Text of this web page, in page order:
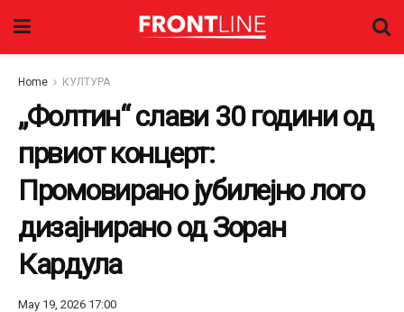
Home КУЛТУРА
„Фолтин“ слави 30 години од
првиот концерт:
Промовирано јубилејно лого
дизајнирано од Зоран
Кардула
May 19, 2026 17:00